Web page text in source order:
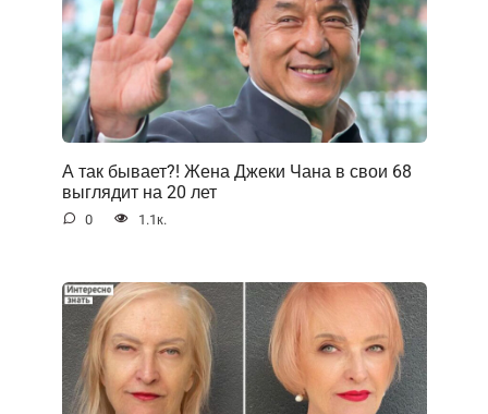
А так бывает?! Жена Джеки Чана в свои 68
выглядит на 20 лет
0 1.1к.